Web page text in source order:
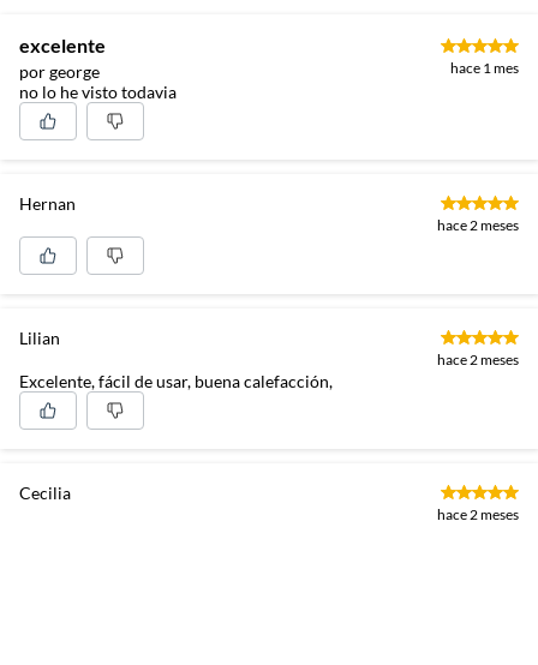
excelente
por george hace 1 mes
no lo he visto todavia
Hernan
hace 2 meses
Lilian
hace 2 meses
Excelente, fácil de usar, buena calefacción,
Cecilia
hace 2 meses